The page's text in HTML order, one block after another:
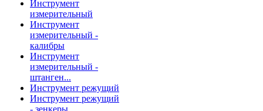
Инструмент
измерительный
Инструмент
измерительный -
калибры
Инструмент
измерительный -
штанген...
Инструмент режущий
Инструмент режущий
- зенкеры